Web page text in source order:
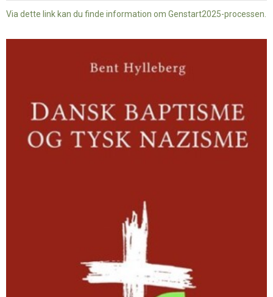
Via dette link kan du finde information om Genstart2025-processen.